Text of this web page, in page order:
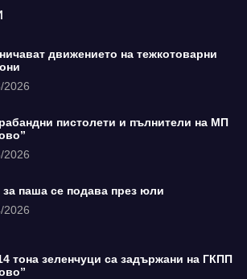
движението на тежкотоварни
2026
пистолети и пълнители на МП
2026
за паша се подава през юли
2026
тона зеленчуци са задържани на ГКПП